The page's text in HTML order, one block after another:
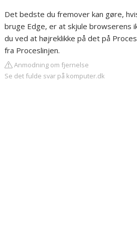
Det bedste du fremover kan gøre,
bruge Edge, er at skjule browserens
du ved at højreklikke på det på
fra Proceslinjen.
Anmodning om fjernelse
Se det fulde svar på komputer.dk